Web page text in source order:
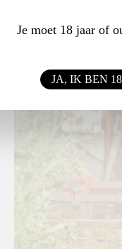
Je moet 18 jaar of
JA, IK BEN